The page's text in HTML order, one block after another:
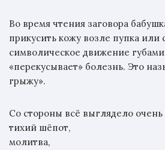
Во время чтения заговора
прикусить кожу возле пупка или
символическое движение
«перекусывает» болезнь. Это
грыжу».
Со стороны всё выглядело очень
тихий шёпот,
молитва,